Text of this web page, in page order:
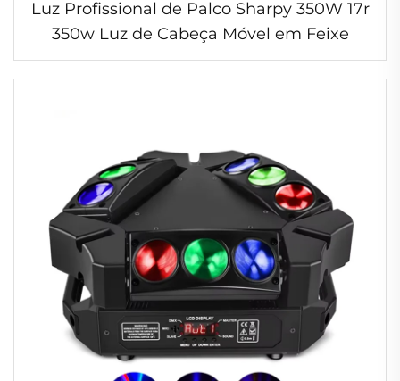
Luz Profissional de Palco Sharpy 350W 17r
350w Luz de Cabeça Móvel em Feixe